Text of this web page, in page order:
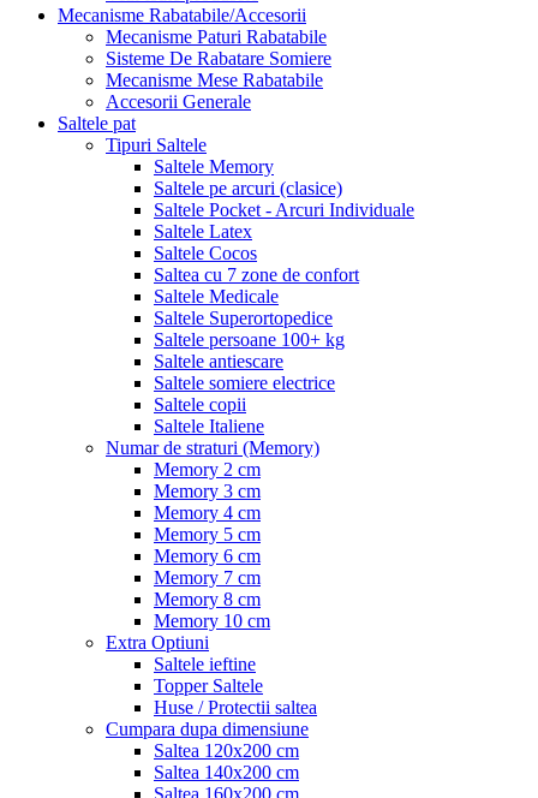
Mecanisme Rabatabile/Accesorii
Mecanisme Paturi Rabatabile
Sisteme De Rabatare Somiere
Mecanisme Mese Rabatabile
Accesorii Generale
Saltele pat
Tipuri Saltele
Saltele Memory
Saltele pe arcuri (clasice)
Saltele Pocket - Arcuri Individuale
Saltele Latex
Saltele Cocos
Saltea cu 7 zone de confort
Saltele Medicale
Saltele Superortopedice
Saltele persoane 100+ kg
Saltele antiescare
Saltele somiere electrice
Saltele copii
Saltele Italiene
Numar de straturi (Memory)
Memory 2 cm
Memory 3 cm
Memory 4 cm
Memory 5 cm
Memory 6 cm
Memory 7 cm
Memory 8 cm
Memory 10 cm
Extra Optiuni
Saltele ieftine
Topper Saltele
Huse / Protectii saltea
Cumpara dupa dimensiune
Saltea 120x200 cm
Saltea 140x200 cm
Saltea 160x200 cm